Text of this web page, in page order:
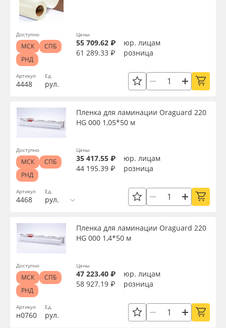
Артикул
4448
Ед.
рул.
Цены
55 709.62 ₽
юр. лицам
61 289.33 ₽
розница
Доступно
МСК
СПБ
РНД
Артикул
4468
Пленка для ламинации Oraguard 220
HG 000 1,05*50 м
Ед.
рул.
Цены
35 417.55 ₽
юр. лицам
44 195.39 ₽
розница
Доступно
МСК
СПБ
РНД
Артикул
н0760
Пленка для ламинации Oraguard 220
HG 000 1,4*50 м
Ед.
рул.
Цены
47 223.40 ₽
юр. лицам
58 927.19 ₽
розница
Доступно
МСК
СПБ
РНД